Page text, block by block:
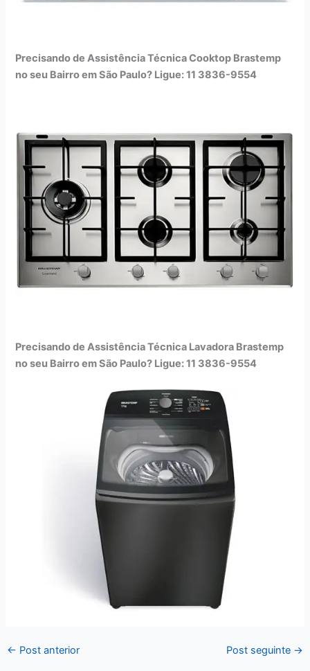
Precisando de Assistência Técnica Cooktop Brastemp
no seu Bairro em São Paulo? Ligue: 11 3836-9554
Precisando de Assistência Técnica Lavadora Brastemp
no seu Bairro em São Paulo? Ligue: 11 3836-9554
← Post anterior Post seguinte →